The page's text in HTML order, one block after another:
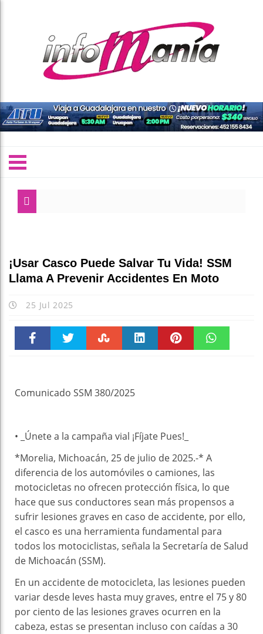
¡Usar Casco Puede Salvar Tu Vida! SSM
Llama A Prevenir Accidentes En Moto
25 Jul 2025
Comunicado SSM 380/2025
• _Únete a la campaña vial ¡Fíjate Pues!_
*Morelia, Michoacán, 25 de julio de 2025.-* A
diferencia de los automóviles o camiones, las
motocicletas no ofrecen protección física, lo que
hace que sus conductores sean más propensos a
sufrir lesiones graves en caso de accidente, por ello,
el casco es una herramienta fundamental para
todos los motociclistas, señala la Secretaría de Salud
de Michoacán (SSM).
En un accidente de motocicleta, las lesiones pueden
variar desde leves hasta muy graves, entre el 75 y 80
por ciento de las lesiones graves ocurren en la
cabeza, estas se presentan incluso con caídas a 30